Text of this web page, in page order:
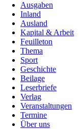
Ausgaben
Inland
Ausland
Kapital & Arbeit
Feuilleton
Thema
Sport
Geschichte
Beilage
Leserbriefe
Verlag
Veranstaltungen
Termine
Über uns